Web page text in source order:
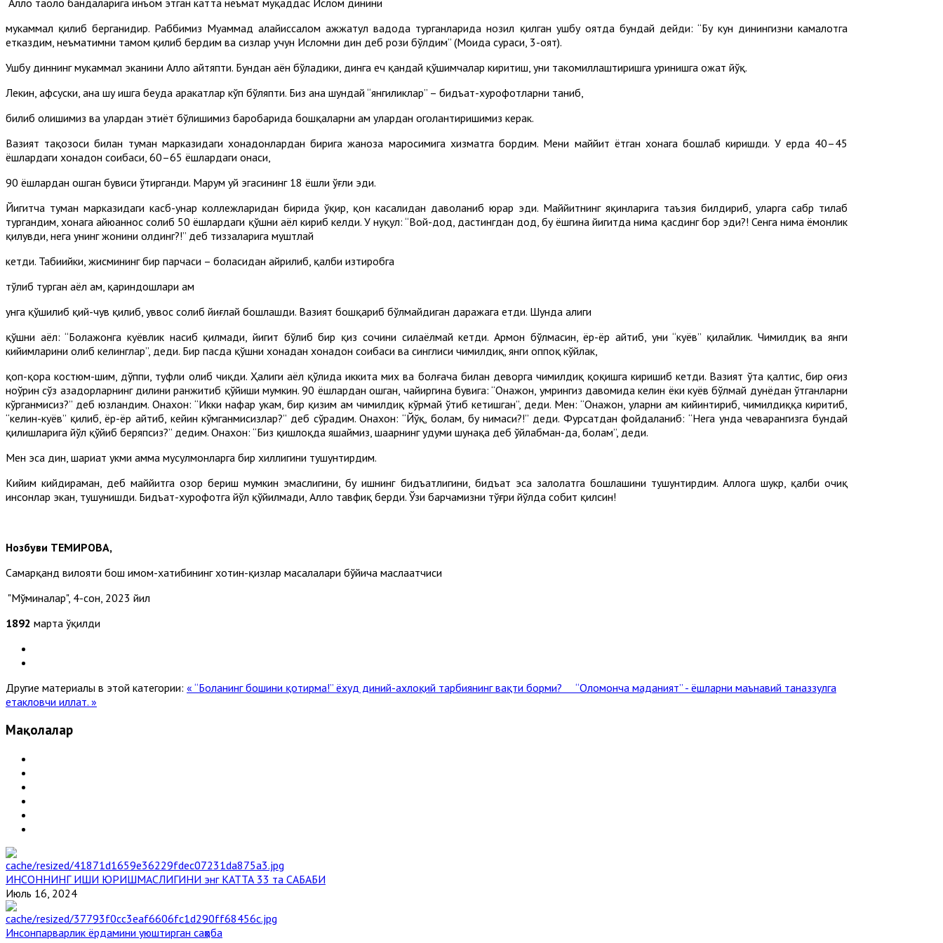
мукаммал қилиб берганидир. Раббимиз Муҳаммад алайҳиссалом ҳажжатул вадода турганларида нозил қилган ушбу оятда бундай дейди: “Бу кун динингизни камалотга
етказдим, неъматимни тамом қилиб бердим ва сизлар учун Исломни дин деб рози бўлдим” (Моида сураси, 3-оят).
Ушбу диннинг мукаммал эканини Аллоҳ айтяпти. Бундан аён бўладики, динга ҳеч қандай қўшимчалар киритиш, уни такомиллаштиришга уринишга ҳожат йўқ.
Лекин, афсуски, ана шу ишга беҳуда ҳаракатлар кўп бўляпти. Биз ана шундай “янгиликлар” – бидъат-хурофотларни таниб,
билиб олишимиз ва улардан эҳтиёт бўлишимиз баробарида бошқаларни ҳам улардан огоҳлантиришимиз керак.
Вазият тақозоси билан туман марказидаги хонадонлардан бирига жаноза маросимига хизматга бордим. Мени маййит ётган хонага бошлаб киришди. У ерда 40–45
ёшлардаги хонадон соҳибаси, 60–65 ёшлардаги онаси,
90 ёшлардан ошган бувиси ўтирганди. Марҳум уй эгасининг 18 ёшли ўғли эди.
Йигитча туман марказидаги касб-ҳунар коллежларидан бирида ўқир, қон касалидан даволаниб юрар эди. Маййитнинг яқинларига таъзия билдириб, уларга сабр тилаб
тургандим, хонага айюҳаннос солиб 50 ёшлардаги қўшни аёл кириб келди. У нуқул: “Вой-дод, дастингдан дод, бу ёшгина йигитда нима қасдинг бор эди?! Сенга нима ёмонлик
қилувди, нега унинг жонини олдинг?!” деб тиззаларига муштлай
кетди. Табиийки, жисмининг бир парчаси – боласидан айрилиб, қалби изтиробга
тўлиб турган аёл ҳам, қариндошлари ҳам
унга қўшилиб қий-чув қилиб, уввос солиб йиғлай бошлашди. Вазият бошқариб бўлмайдиган даражага етди. Шунда ҳалиги
қўшни аёл: “Болажонга куёвлик насиб қилмади, йигит бўлиб бир қиз сочини силаёлмай кетди. Армон бўлмасин, ёр-ёр айтиб, уни “куёв” қилайлик. Чимилдиқ ва янги
кийимларини олиб келинглар”, деди. Бир пасда қўшни хонадан хонадон соҳибаси ва синглиси чимилдиқ, янги оппоқ кўйлак,
қоп-қора костюм-шим, дўппи, туфли олиб чиқди. Ҳалиги аёл қўлида иккита мих ва болғача билан деворга чимилдиқ қоқишга киришиб кетди. Вазият ўта қалтис, бир оғиз
ноўрин сўз азадорларнинг дилини ранжитиб қўйиши мумкин. 90 ёшлардан ошган, чайиргина бувига: “Онажон, умрингиз давомида келин ёки куёв бўлмай дунёдан ўтганларни
кўрганмисиз?” деб юзландим. Онахон: “Икки нафар укам, бир қизим ҳам чимилдиқ кўрмай ўтиб кетишган”, деди. Мен: “Онажон, уларни ҳам кийинтириб, чимилдиққа киритиб,
“келин-куёв” қилиб, ёр-ёр айтиб, кейин кўмганмисизлар?” деб сўрадим. Онахон: “Йўқ, болам, бу нимаси?!” деди. Фурсатдан фойдаланиб: “Нега унда чеварангизга бундай
қилишларига йўл қўйиб беряпсиз?” дедим. Онахон: “Биз қишлоқда яшаймиз, шаҳарнинг удуми шунақа деб ўйлабман-да, болам”, деди.
Мен эса дин, шариат ҳукми ҳамма мусулмонларга бир хиллигини тушунтирдим.
Кийим кийдираман, деб маййитга озор бериш мумкин эмаслигини, бу ишнинг бидъатлигини, бидъат эса залолатга бошлашини тушунтирдим. Аллоҳга шукр, қалби очиқ
инсонлар экан, тушунишди. Бидъат-хурофотга йўл қўйилмади, Аллоҳ тавфиқ берди. Ўзи барчамизни тўғри йўлда собит қилсин!
Нозбуви ТЕМИРОВА,
Самарқанд вилояти бош имом-хатибининг хотин-қизлар масалалари бўйича маслаҳатчиси
"Мўминалар", 4-сон, 2023 йил
1892 марта ўқилди
Другие материалы в этой категории: « “Боланинг бошини қотирма!” ёхуд диний-ахлоқий тарбиянинг вақти борми?
“Оломонча маданият” - ёшларни маънавий таназзулга
етакловчи иллат. »
Мақолалар
ИНСОННИНГ ИШИ ЮРИШМАСЛИГИНИ энг КАТТА 33 та САБАБИ
Июль 16, 2024
Инсонпарварлик ёрдамини уюштирган саҳоба